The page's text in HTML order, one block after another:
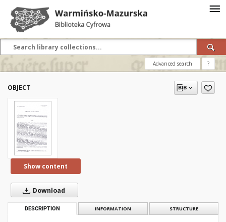
Advanced search ?
OBJECT
Show content
Download
DESCRIPTION INFORMATION STRUCTURE